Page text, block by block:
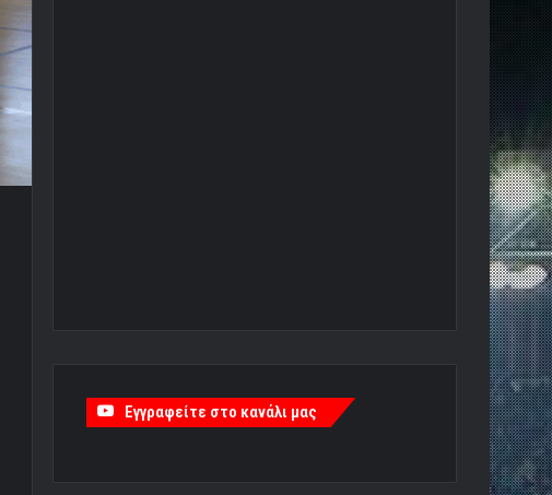
Εγγραφείτε στο κανάλι μας